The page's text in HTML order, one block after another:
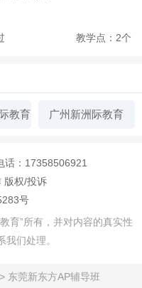
教学点：2个
教育 广州新洲际教育
话：17358506921
版权/投诉
号
育”所有，并对内容的真实性
们处理。
> 东莞新东方AP辅导班